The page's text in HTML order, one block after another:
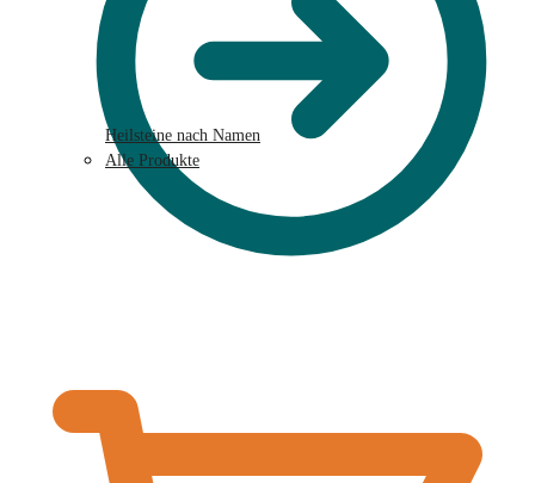
Heilsteine nach Namen
Alle Produkte